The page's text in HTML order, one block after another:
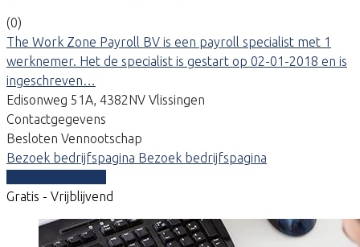
(0)
The Work Zone Payroll BV is een payroll specialist met 1
werknemer. Het de specialist is gestart op 02-01-2018 en is
ingeschreven…
Edisonweg 51A, 4382NV Vlissingen
Contactgegevens
Besloten Vennootschap
Bezoek bedrijfspagina Bezoek bedrijfspagina
Gratis - Vrijblijvend